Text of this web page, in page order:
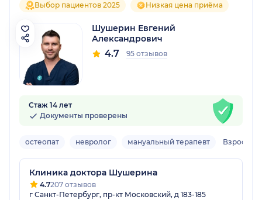
Выбор пациентов 2025 Низкая цена приёма
Шушерин Евгений
Александрович
4.7 95 отзывов
Стаж 14 лет
Документы проверены
остеопат невролог мануальный терапевт
Клиника доктора Шушерина
4.7207 отзывов
г Санкт-Петербург, пр-кт Московский, д 183-185